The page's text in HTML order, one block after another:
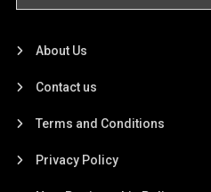
About Us
Contact us
Terms and Conditions
Privacy Policy